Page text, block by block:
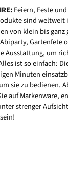
Feiern, Feste
sind
von klein bis ganz
Gartenfete
Ausstattung, um
ist so einfach:
Minuten
sie zu bedienen.
auf Markenware,
strenger